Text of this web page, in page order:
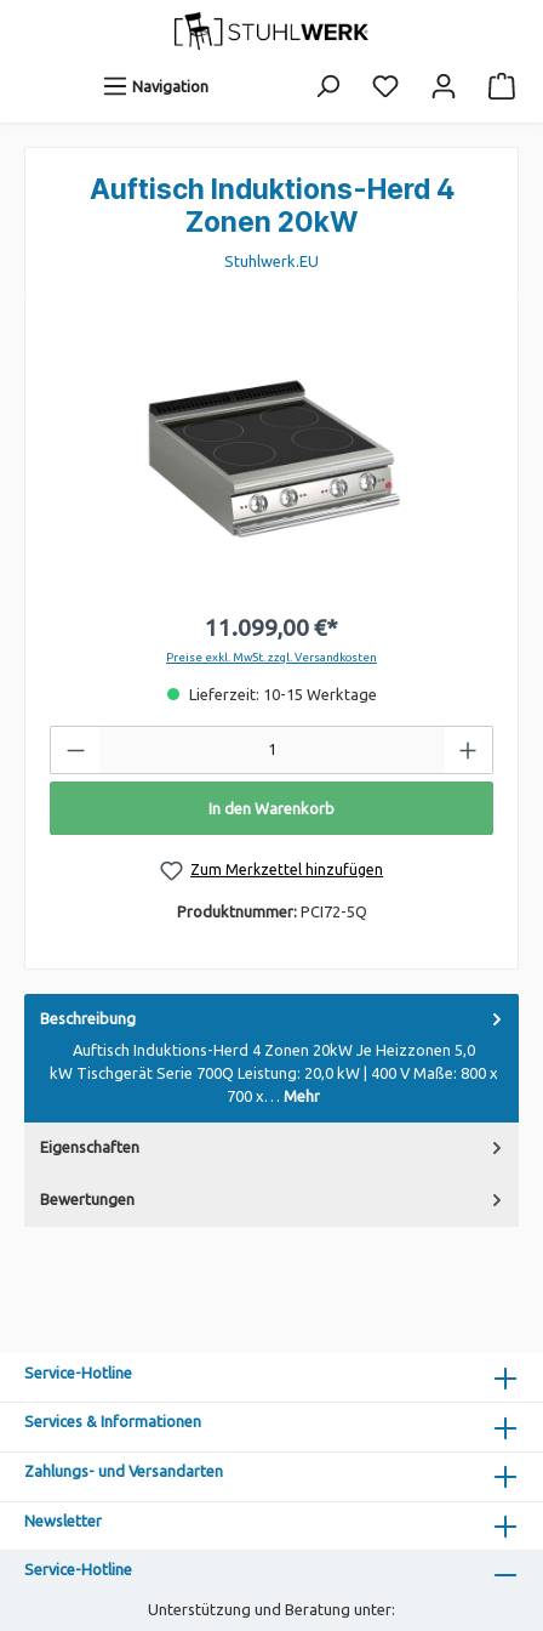
Navigation
Auftisch Induktions-Herd 4
Zonen 20kW
Stuhlwerk.EU
11.099,00 €*
Preise exkl. MwSt. zzgl. Versandkosten
Lieferzeit: 10-15 Werktage
In den Warenkorb
Zum Merkzettel hinzufügen
Produktnummer: PCI72-5Q
Beschreibung
Auftisch Induktions-Herd 4 Zonen 20kW Je Heizzonen 5,0
kW Tischgerät Serie 700Q Leistung: 20,0 kW | 400 V Maße: 800 x
700 x… Mehr
Eigenschaften
Bewertungen
Service-Hotline
Services & Informationen
Zahlungs- und Versandarten
Newsletter
Service-Hotline
Unterstützung und Beratung unter: